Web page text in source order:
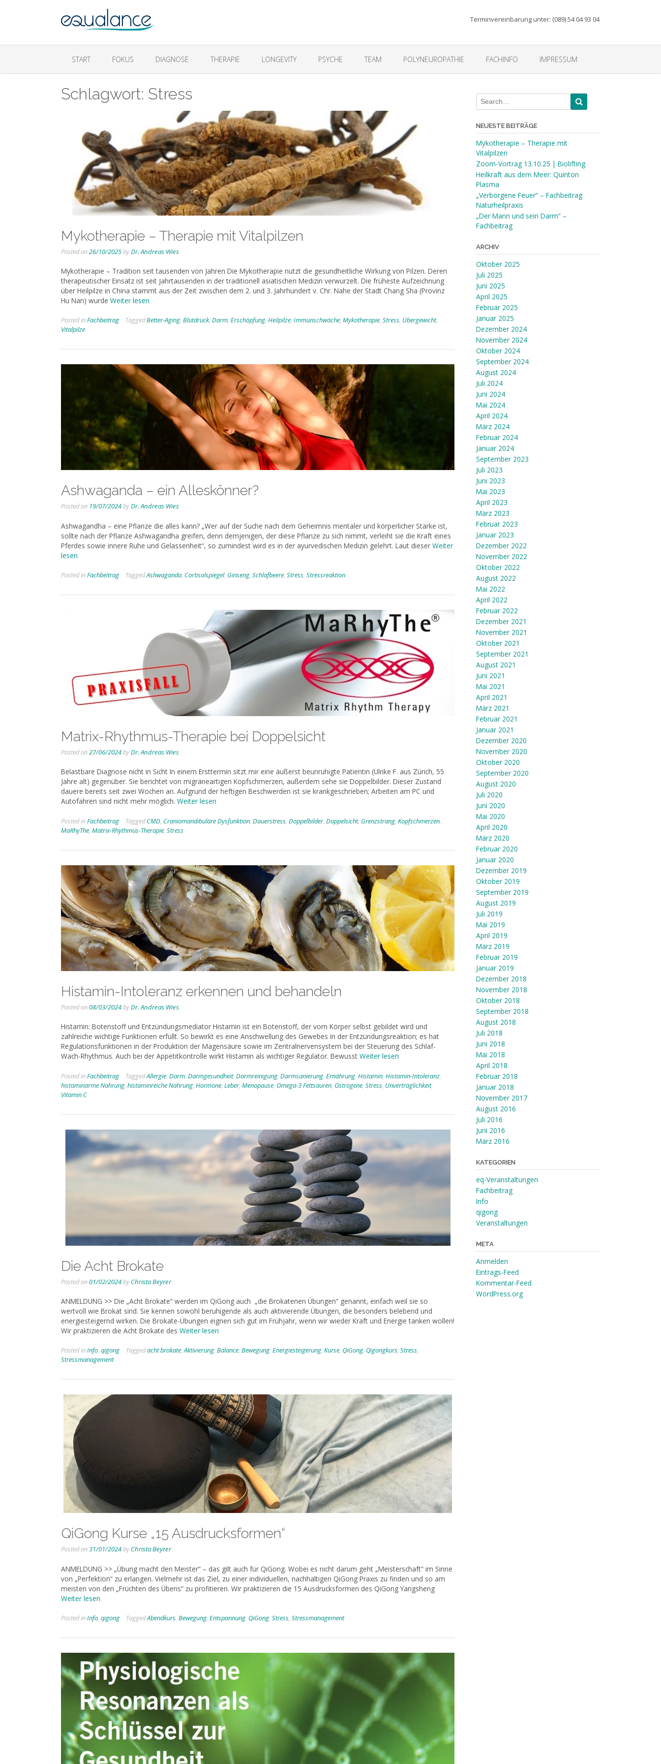
Terminvereinbarung unter: (089) 54 04 93 04
START FOKUS DIAGNOSE THERAPIE LONGEVITY PSYCHE TEAM POLYNEUROPATHIE FACHINFO IMPRESSUM
Schlagwort: Stress
Mykotherapie – Therapie mit Vitalpilzen
Posted on26/10/2025byDr. Andreas Wies
Mykotherapie – Tradition seit tausenden von Jahren Die Mykotherapie nutzt die gesundheitliche Wirkung von Pilzen. Deren
therapeutischer Einsatz ist seit Jahrtausenden in der traditionell asiatischen Medizin verwurzelt. Die früheste Aufzeichnung
über Heilpilze in China stammt aus der Zeit zwischen dem 2. und 3. Jahrhundert v. Chr. Nahe der Stadt Chang Sha (Provinz
Hu Nan) wurde Weiter lesen
Posted inFachbeitrag TaggedBetter-Aging, Blutdruck, Darm, Erschöpfung, Heilpilze, Immunschwäche, Mykotherapie, Stress, Übergewicht,
Vitalpilze
Ashwaganda – ein Alleskönner?
Posted on 19/07/2024byDr. Andreas Wies
Ashwagandha – eine Pflanze die alles kann? „Wer auf der Suche nach dem Geheimnis mentaler und körperlicher Stärke ist,
sollte nach der Pflanze Ashwagandha greifen, denn demjenigen, der diese Pflanze zu sich nimmt, verleiht sie die Kraft eines
Pferdes sowie innere Ruhe und Gelassenheit“, so zumindest wird es in der ayurvedischen Medizin gelehrt. Laut dieser Weiter
lesen
Posted inFachbeitrag TaggedAshwaganda, Cortisolspiegel, Ginseng, Schlafbeere, Stress, Stressreaktion
Matrix-Rhythmus-Therapie bei Doppelsicht
Posted on27/06/2024byDr. Andreas Wies
Belastbare Diagnose nicht in Sicht In einem Ersttermin sitzt mir eine äußerst beunruhigte Patientin (Ulrike F. aus Zürich, 55
Jahre alt) gegenüber. Sie berichtet von migräneartigen Kopfschmerzen, außerdem sehe sie Doppelbilder. Dieser Zustand
dauere bereits seit zwei Wochen an. Aufgrund der heftigen Beschwerden ist sie krankgeschrieben; Arbeiten am PC und
Autofahren sind nicht mehr möglich. Weiter lesen
Posted inFachbeitrag TaggedCMD, Craniomandibuläre Dysfunktion, Dauerstress, Doppelbilder, Doppelsicht, Grenzstrang, Kopfschmerzen,
MaRhyThe, Matrix-Rhythmus-Therapie, Stress
Histamin-Intoleranz erkennen und behandeln
Posted on08/03/2024byDr. Andreas Wies
Histamin: Botenstoff und Entzündungsmediator Histamin ist ein Botenstoff, der vom Körper selbst gebildet wird und
zahlreiche wichtige Funktionen erfüllt. So bewirkt es eine Anschwellung des Gewebes in der Entzündungsreaktion; es hat
Regulationsfunktionen in der Produktion der Magensäure sowie im Zentralnervensystem bei der Steuerung des Schlaf-
Wach-Rhythmus. Auch bei der Appetitkontrolle wirkt Histamin als wichtiger Regulator. Bewusst Weiter lesen
Posted inFachbeitrag TaggedAllergie, Darm, Darmgesundheit, Darmreinigung, Darmsanierung, Ernährung, Histamin, Histamin-Intoleranz,
histaminarme Nahrung, histaminreiche Nahrung, Hormone, Leber, Menopause, Omega-3 Fettsäuren, Östrogene, Stress, Unverträglichkeit,
Vitamin C
Die Acht Brokate
Posted on01/02/2024by Christa Beyrer
ANMELDUNG >> Die „Acht Brokate“ werden im QiGong auch „die Brokatenen Übungen“ genannt, einfach weil sie so
wertvoll wie Brokat sind. Sie kennen sowohl beruhigende als auch aktivierende Übungen, die besonders belebend und
energiesteigernd wirken. Die Brokate-Übungen eignen sich gut im Frühjahr, wenn wir wieder Kraft und Energie tanken wollen!
Wir praktizieren die Acht Brokate des Weiter lesen
Posted inInfo, qigong Taggedacht brokate,Aktivierung, Balance, Bewegung, Energiesteigerung, Kurse, QiGong, Qigongkurs, Stress,
Stressmanagement
QiGong Kurse „15 Ausdrucksformen“
Posted on31/01/2024by Christa Beyrer
ANMELDUNG >> „Übung macht den Meister“ – das gilt auch für QiGong. Wobei es nicht darum geht „Meisterschaft“ im Sinne
von „Perfektion“ zu erlangen. Vielmehr ist das Ziel, zu einer individuellen, nachhaltigen QiGong Praxis zu finden und so am
meisten von den „Früchten des Übens“ zu profitieren. Wir praktizieren die 15 Ausdrucksformen des QiGong Yangsheng
Weiter lesen
Posted inInfo, qigong TaggedAbendkurs, Bewegung, Entspannung, QiGong, Stress, Stressmanagement
NEUESTE BEITRÄGE
Mykotherapie – Therapie mit
Vitalpilzen
Zoom-Vortrag 13.10.25 | Biolifting
Heilkraft aus dem Meer: Quinton
Plasma
„Verborgene Feuer“ – Fachbeitrag
Naturheilpraxis
„Der Mann und sein Darm“ –
Fachbeitrag
ARCHIV
Oktober 2025
Juli 2025
Juni 2025
April 2025
Februar 2025
Januar 2025
Dezember 2024
November 2024
Oktober 2024
September 2024
August 2024
Juli 2024
Juni 2024
Mai 2024
April 2024
März 2024
Februar 2024
Januar 2024
September 2023
Juli 2023
Juni 2023
Mai 2023
April 2023
März 2023
Februar 2023
Januar 2023
Dezember 2022
November 2022
Oktober 2022
August 2022
Mai 2022
April 2022
Februar 2022
Dezember 2021
November 2021
Oktober 2021
September 2021
August 2021
Juni 2021
Mai 2021
April 2021
März 2021
Februar 2021
Januar 2021
Dezember 2020
November 2020
Oktober 2020
September 2020
August 2020
Juli 2020
Juni 2020
Mai 2020
April 2020
März 2020
Februar 2020
Januar 2020
Dezember 2019
Oktober 2019
September 2019
August 2019
Juli 2019
Mai 2019
April 2019
März 2019
Februar 2019
Januar 2019
Dezember 2018
November 2018
Oktober 2018
September 2018
August 2018
Juli 2018
Juni 2018
Mai 2018
April 2018
Februar 2018
Januar 2018
November 2017
August 2016
Juli 2016
Juni 2016
März 2016
KATEGORIEN
eq-Veranstaltungen
Fachbeitrag
Info
qigong
Veranstaltungen
META
Anmelden
Eintrags-Feed
Kommentar-Feed
WordPress.org